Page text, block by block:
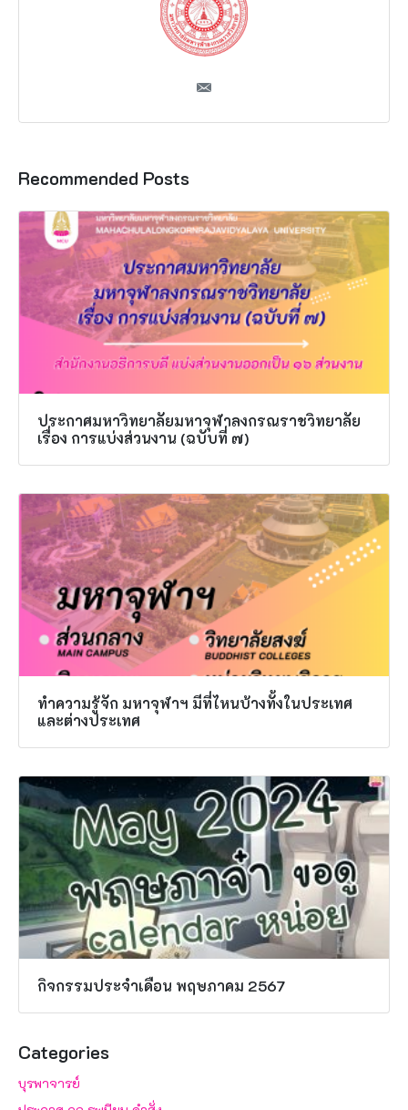
Recommended Posts
ประกาศมหาวิทยาลัยมหาจุฬาลงกรณราชวิทยาลัย
เรื่อง การแบ่งส่วนงาน (ฉบับที่ ๗)
ทำความรู้จัก มหาจุฬาฯ มีที่ไหนบ้างทั้งในประเทศ
และต่างประเทศ
กิจกรรมประจำเดือน พฤษภาคม 2567
Categories
บุรพาจารย์